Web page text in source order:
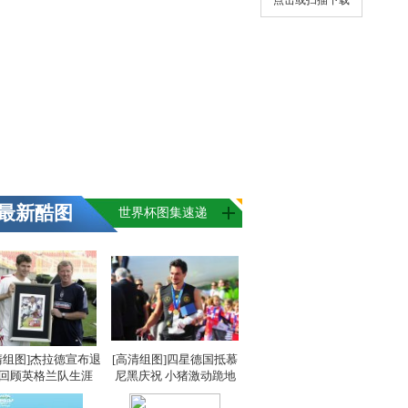
新酷图 世界杯图集速递
图]杰拉德宣布退
顾英格兰队生涯
[高清组图]四星德国抵慕
尼黑庆祝 小猪激动跪地